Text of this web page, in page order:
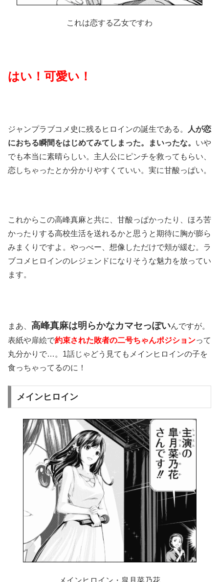
これは恋する乙女ですわ
はい！可愛い！
ジャンプラブコメ史に残るヒロインの誕生である。
人が恋
におちる瞬間をはじめてみてしまった。まいったな。 いや
でも本当に素晴らしい。主人公にピンチを救ってもらい、
恋しちゃったとか分かりやすくていい。実に甘酸っぱい。
これからこの高峰真麻と共に、甘酸っぱかったり、ほろ苦
かったりする高校生活を送れるかと思うと期待に胸が膨ら
みまくりですよ。やっべー、想像しただけで頬が緩む。ラ
ブコメヒロインのレジェンドになりそうな魅力を放ってい
ます。
まあ、 高峰真麻は明らかなカマセっぽいんですが。
表紙や扉絵で約束された敗者の二号ちゃんポジションって
丸分かりで…。1話じゃどう見てもメインヒロインの子を
食っちゃってるのに！
メインヒロイン
メインヒロイン・皐月菜乃花